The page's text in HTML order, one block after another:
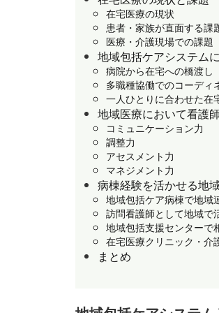
在宅医療の現状
患者・家族が直面する課
医療・介護現場での課題
地域包括ケアシステム
病院から在宅への橋渡し
多職種協働でのコーディ
一人ひとりに合わせた在
地域医療において看護
コミュニケーション力
調整力
アセスメント力
マネジメント力
病棟経験を活かせる地
地域包括ケア病棟で地域
訪問看護師として地域で
地域包括支援センターで
在宅医療クリニック・介
まとめ